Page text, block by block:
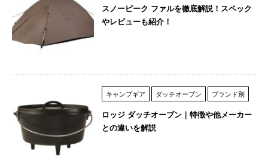
スノーピーク ファルを徹底解説！スペック
やレビューも紹介！
キャンプギア ダッチオーブン ブランド別
ロッジ ダッチオーブン｜特徴や他メーカー
との違いを解説